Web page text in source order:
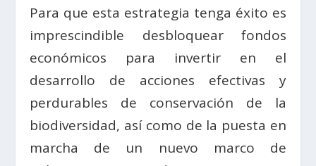
Para que esta estrategia tenga éxito es
imprescindible desbloquear fondos
económicos para invertir en el
desarrollo de acciones efectivas y
perdurables de conservación de la
biodiversidad, así como de la puesta en
marcha de un nuevo marco de